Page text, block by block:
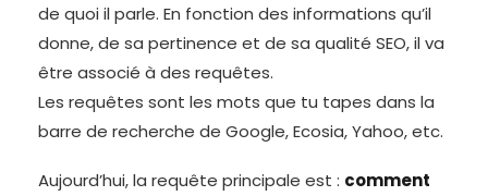
de quoi il parle. En fonction des informations qu’il
donne, de sa pertinence et de sa qualité SEO, il va
être associé à des requêtes.
Les requêtes sont les mots que tu tapes dans la
barre de recherche de Google, Ecosia, Yahoo, etc.
Aujourd’hui, la requête principale est : comment